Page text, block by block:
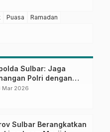
Puasa Ramadan
Sulbar: Jaga
Polri dengan
Terbaik di Bulan
Mar 2026
Sulbar Berangkatkan